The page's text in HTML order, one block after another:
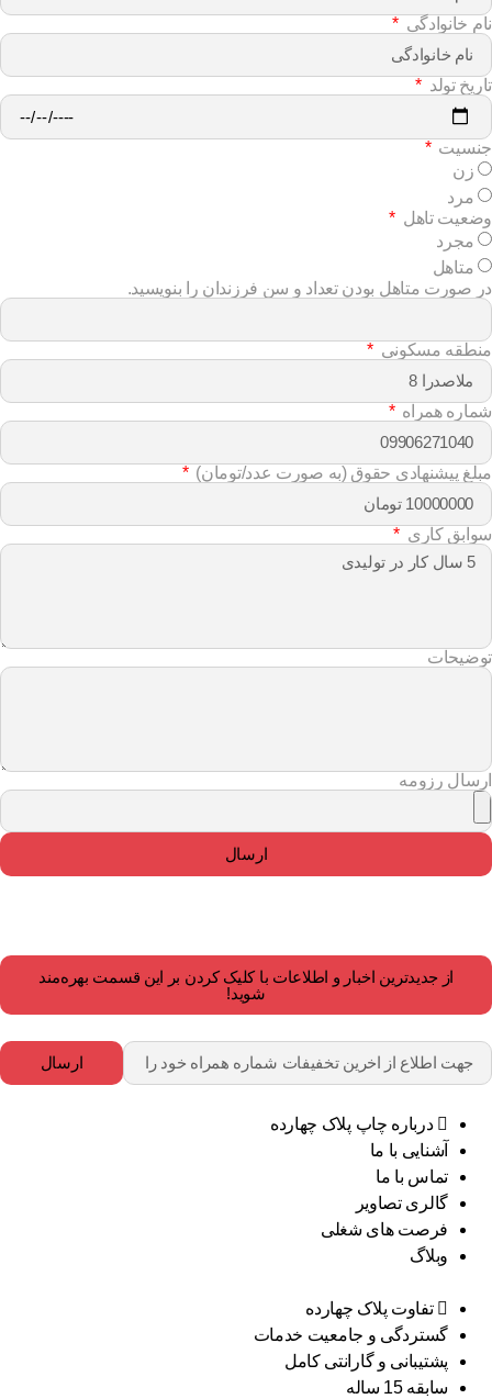
نام خانوادگی
تاریخ تولد
جنسیت
زن
مرد
وضعیت تاهل
مجرد
متاهل
در صورت متاهل بودن تعداد و سن فرزندان را بنویسید.
منطقه مسکونی
شماره همراه
مبلغ پیشنهادی حقوق (به صورت عدد/تومان)
سوابق کاری
توضیحات
ارسال رزومه
ارسال
از جدیدترین اخبار و اطلاعات با کلیک کردن بر این قسمت بهره‌مند
شوید!
ارسال
درباره چاپ پلاک چهارده
آشنایی با ما
تماس با ما
گالری تصاویر
فرصت های شغلی
وبلاگ
تفاوت پلاک چهارده
گستردگی و جامعیت خدمات
پشتیبانی و گارانتی کامل
سابقه 15 ساله